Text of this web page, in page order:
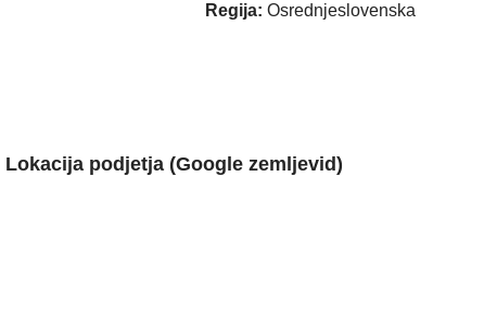
Regija: Osrednjeslovenska
Lokacija podjetja (Google zemljevid)